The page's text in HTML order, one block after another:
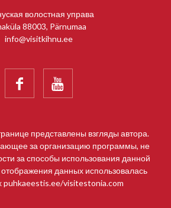
волостная управа
88003, Pärnumaa
info@visitkihnu.ee
 
представлены взгляды автора.
за организацию программы, не
за способы использования данной
данных использовалась
puhkaeestis.ee/visitestonia.com